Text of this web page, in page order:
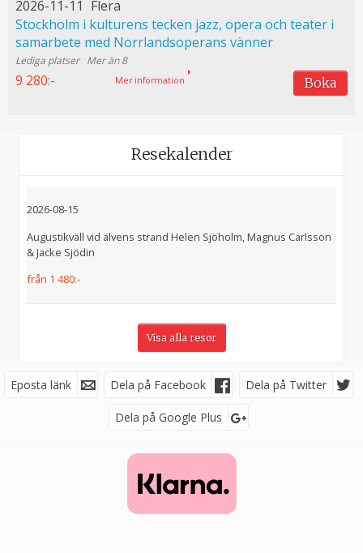
2026-11-11 Flera
Stockholm i kulturens tecken jazz, opera och teater i
samarbete med Norrlandsoperans vänner
Mer än 8
9 280:- Boka
Mer information
Resekalender
2026-08-15
Augustikväll vid älvens strand Helen Sjöholm, Magnus Carlsson
& Jacke Sjödin
från 1 480:-
Visa alla resor
Facebook
Eposta länk Dela på Facebook Dela på Twitter
Dela på Google Plus
Nyhetsbrev
Jag samtycker till dataskyddspolicyn.